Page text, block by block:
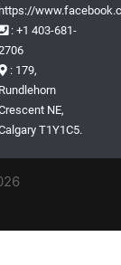
https://
: +1 403-681-
: 179,
Rundlehorn
NE,
T1Y1C5.